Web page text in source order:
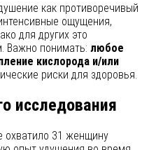
как противоречивый
ощущения,
для других это
Важно понимать: любое
кислорода и/или
риски для здоровья.
исследования
охватило 31 женщину